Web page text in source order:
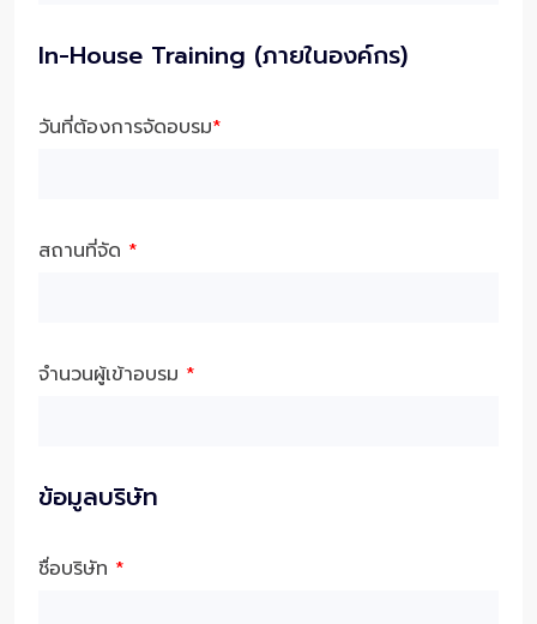
In-House Training (ภายในองค์กร)
วันที่ต้องการจัดอบรม*
สถานที่จัด *
จำนวนผู้เข้าอบรม *
ข้อมูลบริษัท
ชื่อบริษัท *